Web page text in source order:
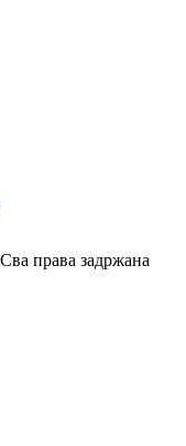
права задржана